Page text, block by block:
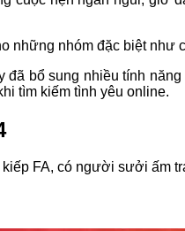
những nhóm đặc biệt
bổ sung nhiều tính
tìm kiếm tình yêu online.
FA, có người sưởi ấm